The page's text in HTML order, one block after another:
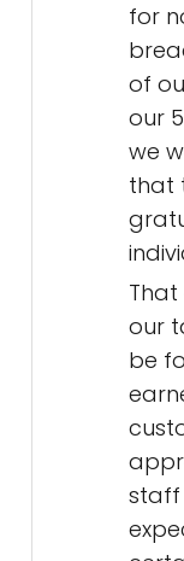
for
of
our
we
that
our
be
staff